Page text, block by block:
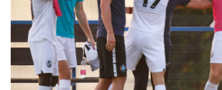
MÉRKŐZÉSEK
KLUB
GALÉRIA